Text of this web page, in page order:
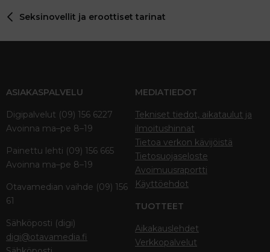
Seksinovellit ja eroottiset tarinat
ASIAKASPALVELU
Digipalvelut (09) 156 6227
Avoinna ma–pe 8–19
Painettu lehti (09) 156 665
Avoinna ma–pe 8–19
Otavamedian vaihde (09) 156
61
Sähköposti (digi)
digi@otavamedia.fi
MEDIATIEDOT
Tekniset tiedot, aikataulut ja
ilmoitushinnat
Tietoa verkon kävijöistä
Tietosuojaseloste
Avoimuusraportti
Käyttöehdot
TUOTTEET
Aikakauslehdet
Verkkopalvelut